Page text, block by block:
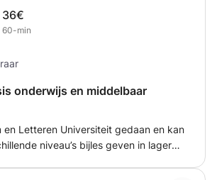
36€
60-min
onderwijs en middelbaar
en Letteren Universiteit gedaan en kan
niveau’s bijles geven in lager